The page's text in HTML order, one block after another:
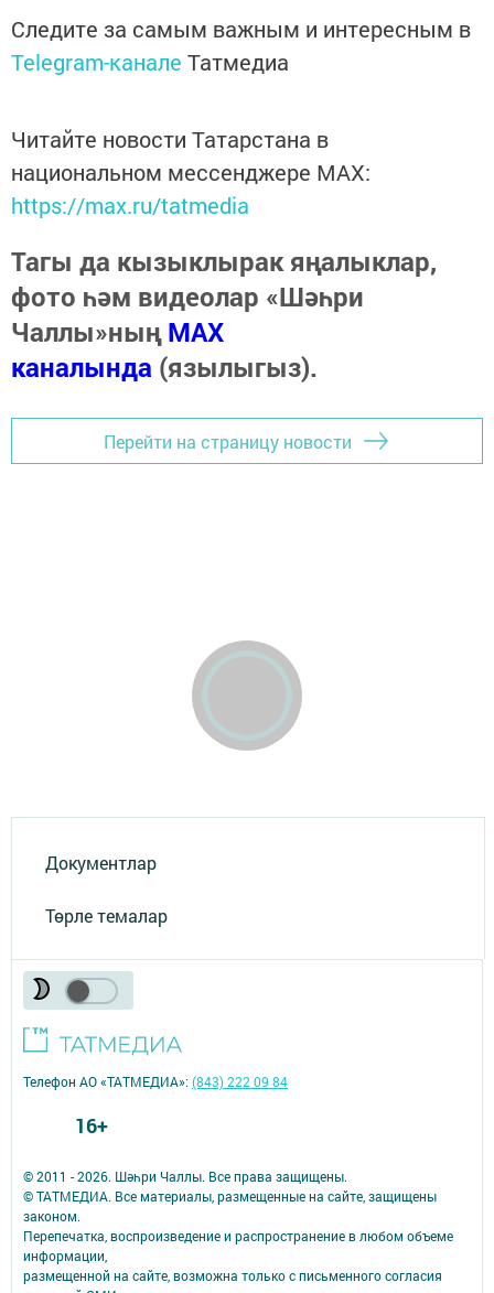
Следите за самым важным и интересным в
Telegram-канале Татмедиа
Читайте новости Татарстана в
национальном мессенджере MАХ:
https://max.ru/tatmedia
Тагы да кызыклырак яңалыклар,
фото һәм видеолар «Шәһри
Чаллы»ныңMAX
каналында (язылыгыз).
Перейти на страницу новости
Документлар
Төрле темалар
© 2011 - 2026. Шәһри Чаллы. Все права защищены.
© ТАТМЕДИА. Все материалы, размещенные на сайте, защищены
законом.
Перепечатка, воспроизведение и распространение в любом объеме
информации,
размещенной на сайте, возможна только с письменного согласия
Телефон АО «ТАТМЕДИА»:(843) 222 09 84
16+